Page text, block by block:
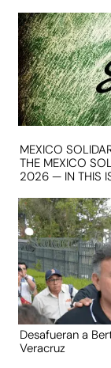
MEXICO
THE MEXICO
2026 — IN THIS
Desafueran a
Veracruz